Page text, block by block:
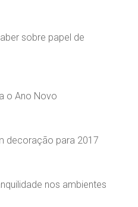
sobre papel de
o Ano Novo
decoração para 2017
nos ambientes